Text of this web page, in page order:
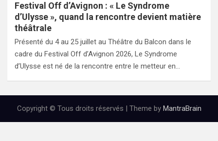
Festival Off d’Avignon : « Le Syndrome
d’Ulysse », quand la rencontre devient matière
théâtrale
Présenté du 4 au 25 juillet au Théâtre du Balcon dans le
cadre du Festival Off d’Avignon 2026, Le Syndrome
d’Ulysse est né de la rencontre entre le metteur en…
Copyright © Tous droits réservés | Theme by MantraBrain